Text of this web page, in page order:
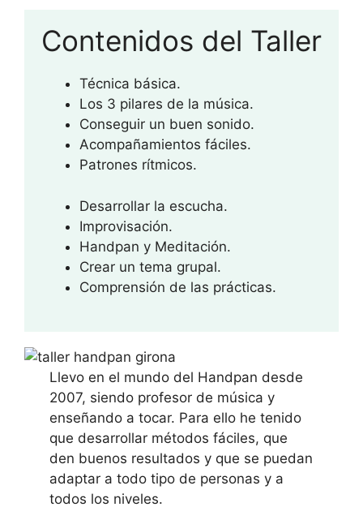
Contenidos del Taller
Técnica básica.
Los 3 pilares de la música.
Conseguir un buen sonido.
Acompañamientos fáciles.
Patrones rítmicos.
Desarrollar la escucha.
Improvisación.
Handpan y Meditación.
Crear un tema grupal.
Comprensión de las prácticas.
Llevo en el mundo del Handpan desde
2007, siendo profesor de música y
enseñando a tocar. Para ello he tenido
que desarrollar métodos fáciles, que
den buenos resultados y que se puedan
adaptar a todo tipo de personas y a
todos los niveles.